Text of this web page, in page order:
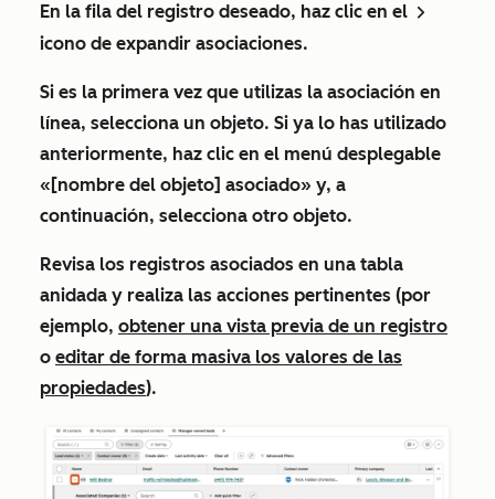
En la fila del registro deseado, haz clic en el rightCaret
icono de expandir asociaciones.
Si es la primera vez que utilizas la asociación en
línea, selecciona un objeto. Si ya lo has utilizado
anteriormente, haz clic en el menú desplegable
«[nombre del objeto] asociado» y, a
continuación, selecciona otro objeto.
Revisa los registros asociados en una tabla
anidada y realiza las acciones pertinentes (por
ejemplo, obtener una vista previa de un registro
o editar de forma masiva los valores de las
propiedades).